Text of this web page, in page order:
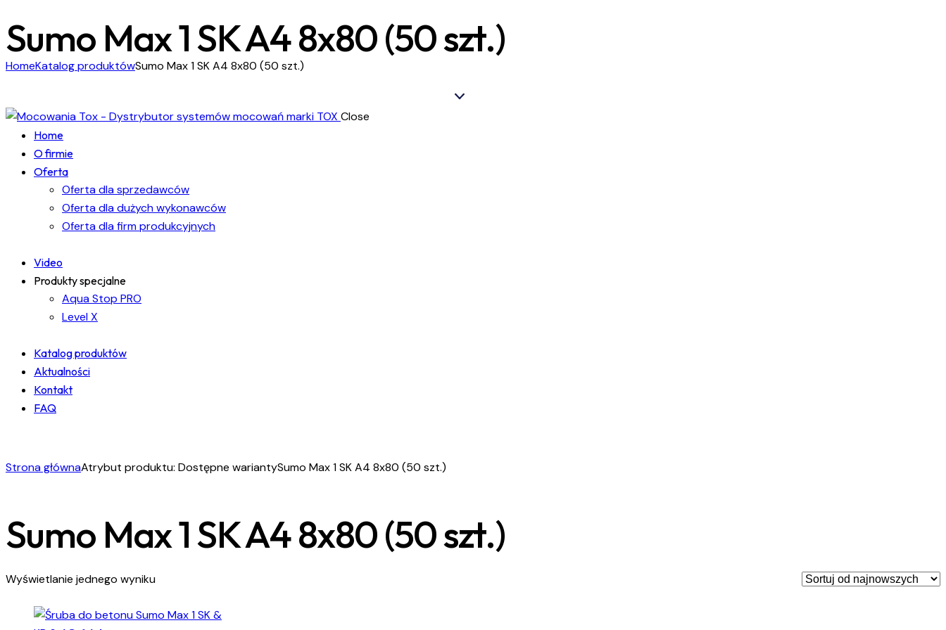
Sumo Max 1 SK A4 8x80 (50 szt.)
HomeKatalog produktówSumo Max 1 SK A4 8x80 (50 szt.)
Close
Home
O firmie
Oferta
Oferta dla sprzedawców
Oferta dla dużych wykonawców
Oferta dla firm produkcyjnych
Video
Produkty specjalne
Aqua Stop PRO
Level X
Katalog produktów
Aktualności
Kontakt
FAQ
1
Strona głównaAtrybut produktu: Dostępne wariantySumo Max 1 SK A4 8x80 (50 szt.)
Sumo Max 1 SK A4 8x80 (50 szt.)
Wyświetlanie jednego wyniku